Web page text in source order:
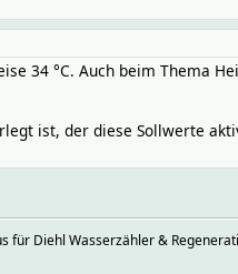
34 °C. Auch beim Thema
ist, der diese Sollwerte
für Diehl Wasserzähler &